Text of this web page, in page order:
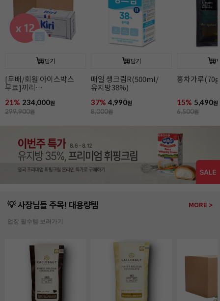
담기
[무배/회원 아이스박스
무료]끼리
크림치즈1kgx12개
21% 234,000원
299,900원
담기
매일 생크림R(500ml/
유지방38%)
37% 4,990원
8,000원
홍차가루
15% 5,490원
6,500원
💡 사장님들 주목! 대용량템 MORE >
업장 필수템 보러가기